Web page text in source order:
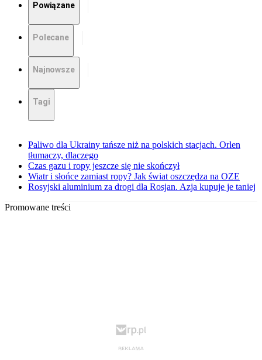
Powiązane
Polecane
Najnowsze
Tagi
Paliwo dla Ukrainy tańsze niż na polskich stacjach. Orlen
tłumaczy, dlaczego
Czas gazu i ropy jeszcze się nie skończył
Wiatr i słońce zamiast ropy? Jak świat oszczędza na OZE
Rosyjski aluminium za drogi dla Rosjan. Azja kupuje je taniej
Promowane treści